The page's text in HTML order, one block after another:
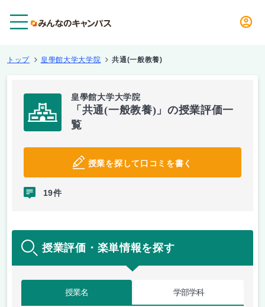
トップ 皇學館大学大学院 共通(一般教養)
皇學館大学大学院
「共通(一般教養)」の授業評価一
覧
授業を探して口コミを書く
19件
授業評価・楽単情報を探す
授業名 学部学科